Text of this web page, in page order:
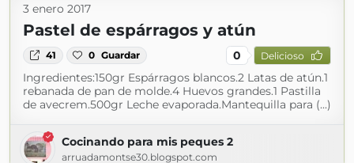
3 enero 2017
Pastel de espárragos y atún
41 0 Guardar 0 Delicioso
Ingredientes:150gr Espárragos blancos.2 Latas de atún.1
rebanada de pan de molde.4 Huevos grandes.1 Pastilla
de avecrem.500gr Leche evaporada.Mantequilla para (...)
Cocinando para mis peques 2
arruadamontse30.blogspot.com